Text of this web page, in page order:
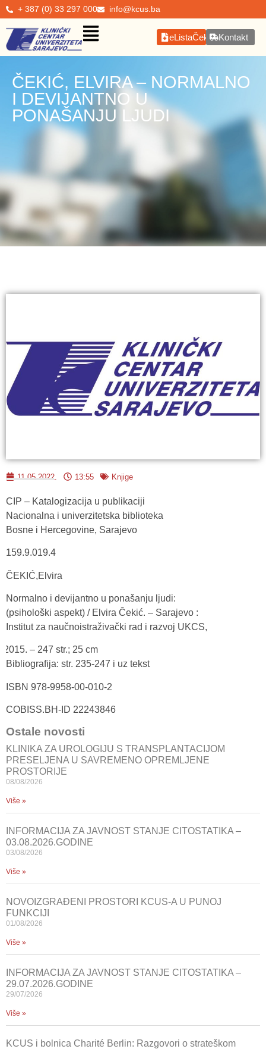
+ 387 (0) 33 297 000 info@kcus.ba
eListaČekanjaKontakt
ČEKIĆ, ELVIRA – NORMALNO
I DEVIJANTNO U
PONAŠANJU LJUDI
11.05.2022. 13:55 Knjige
CIP – Katalogizacija u publikaciji
Nacionalna i univerzitetska biblioteka
Bosne i Hercegovine, Sarajevo
159.9.019.4
ČEKIĆ,Elvira
Normalno i devijantno u ponašanju ljudi:
(psihološki aspekt) / Elvira Čekić. – Sarajevo :
Institut za naučnoistraživački rad i razvoj UKCS,
– 247 str.; 25 cm
Bibliografija: str. 235-247 i uz tekst
ISBN 978-9958-00-010-2
COBISS.BH-ID 22243846
Ostale novosti
KLINIKA ZA UROLOGIJU S TRANSPLANTACIJOM
PRESELJENA U SAVREMENO OPREMLJENE
PROSTORIJE
08/08/2026
Više »
INFORMACIJA ZA JAVNOST STANJE CITOSTATIKA –
03.08.2026.GODINE
03/08/2026
Više »
NOVOIZGRAĐENI PROSTORI KCUS-A U PUNOJ
FUNKCIJI
01/08/2026
Više »
INFORMACIJA ZA JAVNOST STANJE CITOSTATIKA –
29.07.2026.GODINE
29/07/2026
Više »
KCUS i bolnica Charité Berlin: Razgovori o strateškom